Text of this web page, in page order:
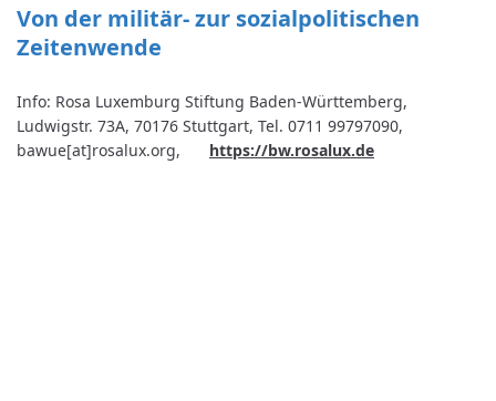
Von der militär- zur sozialpolitischen
Zeitenwende
Info: Rosa Luxemburg Stiftung Baden-Württemberg,
Ludwigstr. 73A, 70176 Stuttgart, Tel. 0711 99797090,
bawue[at]rosalux.org,
https://bw.rosalux.de